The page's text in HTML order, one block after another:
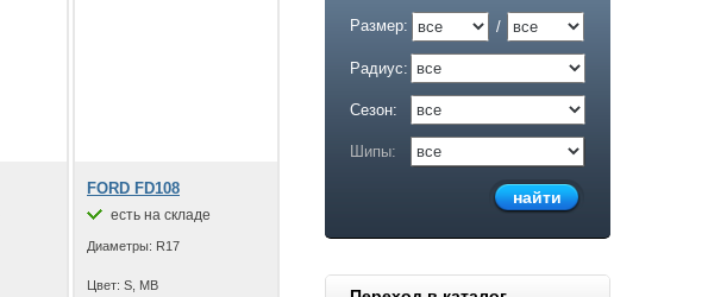
Размер: /
Радиус:
Сезон:
Шипы:
FORD FD108
есть на складе
Диаметры: R17
Цвет: S, MB